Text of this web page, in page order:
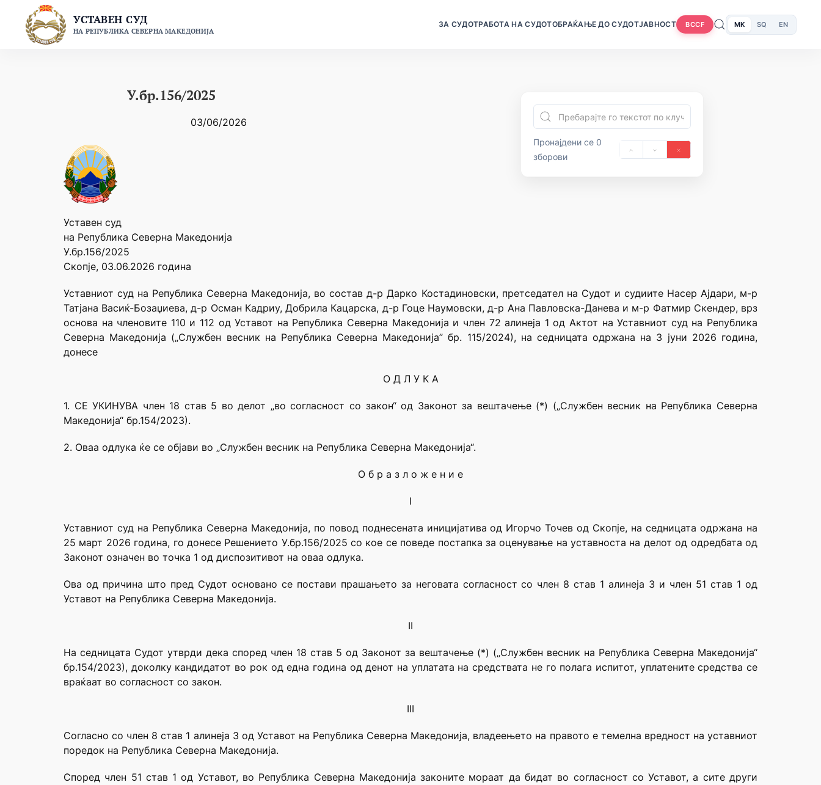
content
УСТАВЕН СУД
НА РЕПУБЛИКА СЕВЕРНА МАКЕДОНИЈА
ЗА СУДОТРАБОТА НА СУДОТОБРАЌАЊЕ ДО СУДОТЈАВНОСТ BCCF MK SQ EN
У.бр.156/2025
03/06/2026
Пронајдени се 0
зборови
Уставен суд
на Република Северна Македонија
У.бр.156/2025
Скопје, 03.06.2026 година
Уставниот суд на Република Северна Македонија, во состав д-р Дарко Костадиновски, претседател на Судот и судиите Насер Ајдари, м-р
Татјана Васиќ-Бозаџиева, д-р Осман Кадриу, Добрила Кацарска, д-р Гоце Наумовски, д-р Ана Павловска-Данева и м-р Фатмир Скендер, врз
основа на членовите 110 и 112 од Уставот на Република Северна Македонија и член 72 алинеја 1 од Актот на Уставниот суд на Република
Северна Македонија („Службен весник на Република Северна Македонија” бр. 115/2024), на седницата одржана на 3 јуни 2026 година,
донесе
О Д Л У К А
1. СЕ УКИНУВА член 18 став 5 во делот „во согласност со закон“ од Законот за вештачење (*) („Службен весник на Република Северна
Македонија“ бр.154/2023).
2. Оваа одлука ќе се објави во „Службен весник на Република Северна Македонија“.
О б р а з л о ж е н и е
I
Уставниот суд на Република Северна Македонија, по повод поднесената иницијатива од Игорчо Точев од Скопје, на седницата одржана на
25 март 2026 година, го донесе Решението У.бр.156/2025 со кое се поведе постапка за оценување на уставноста на делот од одредбата од
Законот означен во точка 1 од диспозитивот на оваа одлука.
Ова од причина што пред Судот основано се постави прашањето за неговата согласност со член 8 став 1 алинеја 3 и член 51 став 1 од
Уставот на Република Северна Македонија.
II
На седницата Судот утврди дека според член 18 став 5 од Законот за вештачење (*) („Службен весник на Република Северна Македонија“
бр.154/2023), доколку кандидатот во рок од една година од денот на уплатата на средствата не го полага испитот, уплатените средства се
враќаат во согласност со закон.
III
Согласно со член 8 став 1 алинеја 3 од Уставот на Република Северна Македонија, владеењето на правото е темелна вредност на уставниот
поредок на Република Северна Македонија.
Според член 51 став 1 од Уставот, во Република Северна Македонија законите мораат да бидат во согласност со Уставот, а сите други